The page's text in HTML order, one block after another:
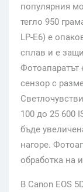
популярния
тегло 950
LP-E6) е
сплав и е
Фотоапаратът
сензор с
100 до 25 600
бъде
нагоре.
обработка на
В Canon EOS